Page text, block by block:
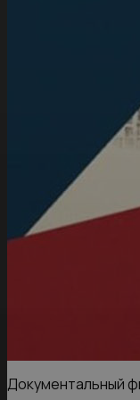
Документальный